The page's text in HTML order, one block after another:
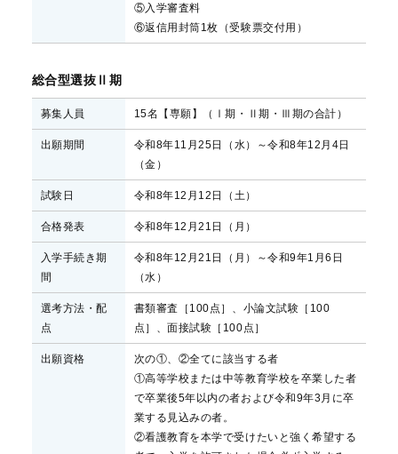
⑤入学審査料
⑥返信用封筒1枚（受験票交付用）
総合型選抜Ⅱ期
募集人員 15名【専願】（Ⅰ期・Ⅱ期・Ⅲ期の合計）
出願期間
令和8年11月25日（水）～令和8年12月4日
（金）
試験日 令和8年12月12日（土）
合格発表 令和8年12月21日（月）
入学手続き期
間
令和8年12月21日（月）～令和9年1月6日
（水）
選考方法・配
点
書類審査［100点］、小論文試験［100
点］、面接試験［100点］
出願資格
次の①、②全てに該当する者
①高等学校または中等教育学校を卒業した者
で卒業後5年以内の者および令和9年3月に卒
業する見込みの者。
②看護教育を本学で受けたいと強く希望する